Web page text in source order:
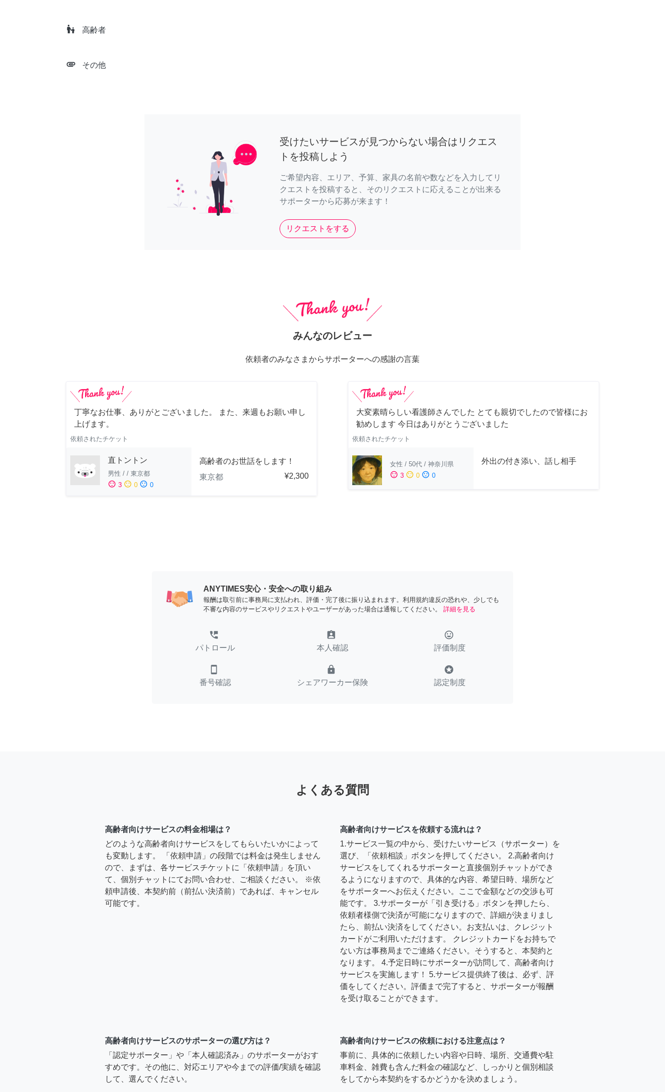
escalator_warning 高齢者
attachment その他
受けたいサービスが見つからない場合はリクエス
トを投稿しよう
ご希望内容、エリア、予算、家具の名前や数などを入力してリ
クエストを投稿すると、そのリクエストに応えることが出来る
サポーターから応募が来ます！
リクエストをする
みんなのレビュー
依頼者のみなさまからサポーターへの感謝の言葉
丁寧なお仕事、ありがとございました。 また、来週もお願い申し
上げます。
依頼されたチケット
直トントン
男性 / / 東京都
sentiment_satisfied 3 sentiment_neutral 0 sentiment_dissatisfied 0
高齢者のお世話をします！
東京都
¥2,300
大変素晴らしい看護師さんでした とても親切でしたので皆様にお
勧めします 今日はありがとうございました
依頼されたチケット
女性 / 50代 / 神奈川県
sentiment_satisfied 3 sentiment_neutral 0 sentiment_dissatisfied 0
外出の付き添い、話し相手
ANYTIMES安心・安全への取り組み
報酬は取引前に事務局に支払われ、評価・完了後に振り込まれます。利用規約違反の恐れや、少しでも
不審な内容のサービスやリクエストやユーザーがあった場合は通報してください。
詳細を見る
perm_phone_msg
パトロール
assignment_ind
本人確認
tag_faces
評価制度
smartphone
番号確認
lock
シェアワーカー保険
stars
認定制度
よくある質問
高齢者向けサービスの料金相場は？
どのような高齢者向けサービスをしてもらいたいかによって
も変動します。 「依頼申請」の段階では料金は発生しません
ので、まずは、各サービスチケットに「依頼申請」を頂い
て、個別チャットにてお問い合わせ、ご相談ください。 ※依
頼申請後、本契約前（前払い決済前）であれば、キャンセル
可能です。
高齢者向けサービスを依頼する流れは？
1.サービス一覧の中から、受けたいサービス（サポーター）を
選び、「依頼相談」ボタンを押してください。 2.高齢者向け
サービスをしてくれるサポーターと直接個別チャットができ
るようになりますので、具体的な内容、希望日時、場所など
をサポーターへお伝えください。ここで金額などの交渉も可
能です。 3.サポーターが「引き受ける」ボタンを押したら、
依頼者様側で決済が可能になりますので、詳細が決まりまし
たら、前払い決済をしてください。お支払いは、クレジット
カードがご利用いただけます。 クレジットカードをお持ちで
ない方は事務局までご連絡ください。そうすると、本契約と
なります。 4.予定日時にサポーターが訪問して、高齢者向け
サービスを実施します！ 5.サービス提供終了後は、必ず、評
価をしてください。評価まで完了すると、サポーターが報酬
を受け取ることができます。
高齢者向けサービスのサポーターの選び方は？
「認定サポーター」や「本人確認済み」のサポーターがおす
すめです。その他に、対応エリアや今までの評価/実績を確認
して、選んでください。
高齢者向けサービスの依頼における注意点は？
事前に、具体的に依頼したい内容や日時、場所、交通費や駐
車料金、雑費も含んだ料金の確認など、しっかりと個別相談
をしてから本契約をするかどうかを決めましょう。